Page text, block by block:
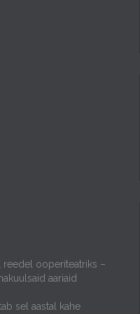
reedel ooperiteatriks –
aariaid
sel aastal kahe